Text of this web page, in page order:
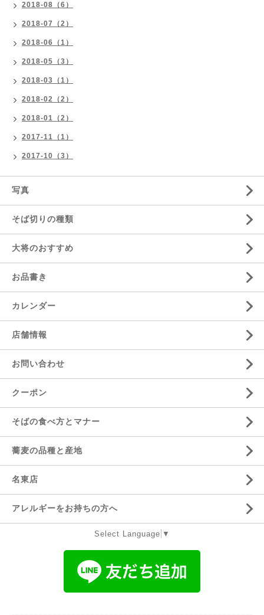
2018-08（6）
2018-07（2）
2018-06（1）
2018-05（3）
2018-03（1）
2018-02（2）
2018-01（2）
2017-11（1）
2017-10（3）
写真
そば切りの種類
大将のおすすめ
お品書き
カレンダー
店舗情報
お問い合わせ
クーポン
そばの食べ方とマナー
蕎麦の品種と産地
名東店
アレルギーをお持ちの方へ
Select Language ▼